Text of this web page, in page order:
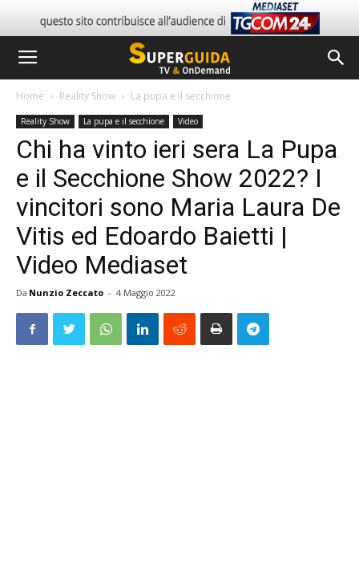
Home Reality Show La pupa e il secchione
Reality Show La pupa e il secchione Video
Chi ha vinto ieri sera La Pupa
e il Secchione Show 2022? I
vincitori sono Maria Laura De
Vitis ed Edoardo Baietti |
Video Mediaset
Da Nunzio Zeccato - 4 Maggio 2022